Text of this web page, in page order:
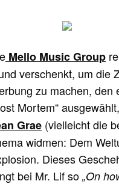
Mello Music Group
verschenkt, um die
zu machen, den
Mortem“
Grae (vielleicht die
widmen: Dem
Dieses
bei Mr. Lif so„On